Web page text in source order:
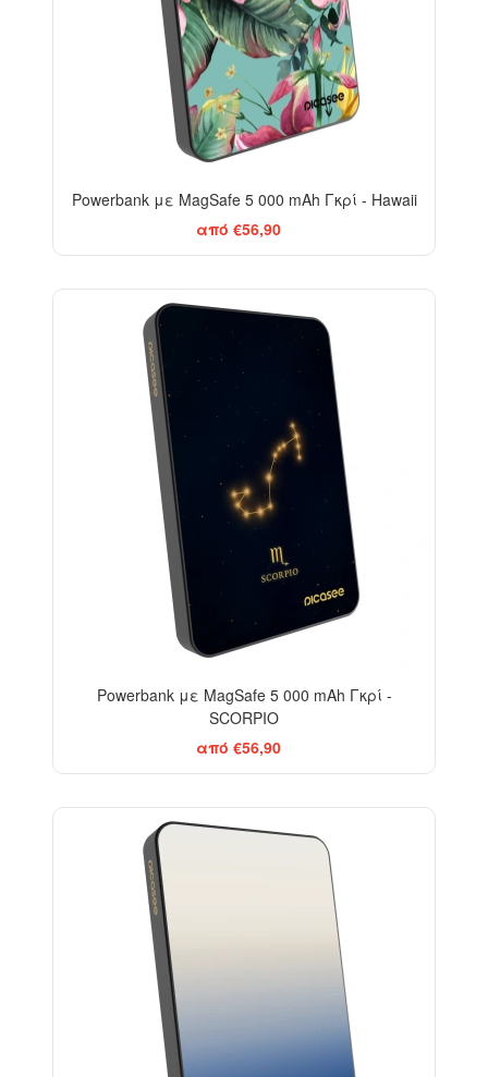
Powerbank με MagSafe 5 000 mAh Γκρί - Hawaii
από €56,90
Powerbank με MagSafe 5 000 mAh Γκρί -
SCORPIO
από €56,90